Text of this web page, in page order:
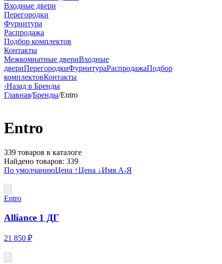
Входные двери
Перегородки
Фурнитура
Распродажа
Подбор комплектов
Контакты
Межкомнатные двериВходные
двериПерегородкиФурнитураРаспродажаПодбор
комплектовКонтакты
‹Назад в Бренды
Главная/Бренды/Entro
Entro
339 товаров в каталоге
Найдено товаров: 339
По умолчаниюЦена ↑Цена ↓Имя А-Я
Entro
Alliance 1 ДГ
21 850 ₽